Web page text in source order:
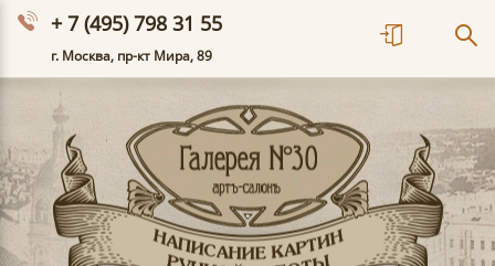
+ 7 (495) 798 31 55
г. Москва, пр-кт Мира, 89